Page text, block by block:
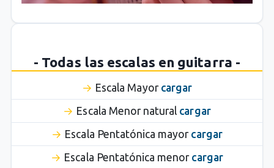
- Todas las escalas en guitarra -
Escala Mayor cargar
Escala Menor natural cargar
Escala Pentatónica mayor cargar
Escala Pentatónica menor cargar